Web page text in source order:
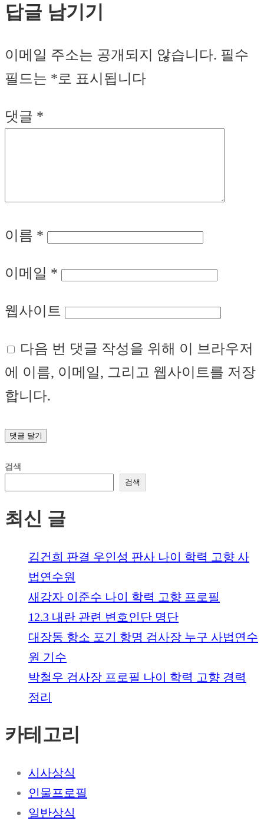
답글 남기기
이메일 주소는 공개되지 않습니다. 필수
필드는 *로 표시됩니다
댓글 *
이름 *
이메일 *
웹사이트
다음 번 댓글 작성을 위해 이 브라우저
에 이름, 이메일, 그리고 웹사이트를 저장
합니다.
검색
검색
최신 글
김건희 판결 우인성 판사 나이 학력 고향 사
법연수원
새강자 이준수 나이 학력 고향 프로필
12.3 내란 관련 변호인단 명단
대장동 항소 포기 항명 검사장 누구 사법연수
원 기수
박철우 검사장 프로필 나이 학력 고향 경력
정리
카테고리
시사상식
인물프로필
일반상식